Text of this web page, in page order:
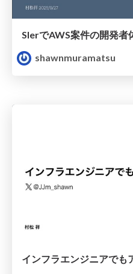
shawnmuramatsu
インフラエンジニアでも